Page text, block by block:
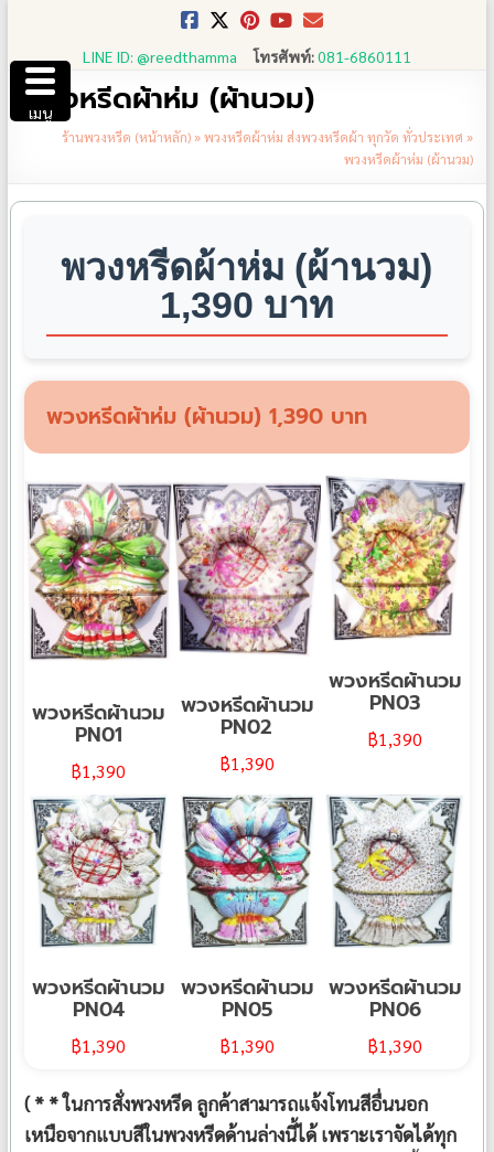
content
LINE ID: @reedthamma โทรศัพท์:081-6860111
พวงหรีดผ้าห่ม (ผ้านวม)
ร้านพวงหรีด (หน้าหลัก)»พวงหรีดผ้าห่ม ส่งพวงหรีดผ้า ทุกวัด ทั่วประเทศ »
พวงหรีดผ้าห่ม (ผ้านวม)
พวงหรีดผ้าห่ม (ผ้านวม)
1,390 บาท
พวงหรีดผ้าห่ม (ผ้านวม) 1,390 บาท
พวงหรีดผ้านวม
PN01
฿1,390
พวงหรีดผ้านวม
PN02
฿1,390
พวงหรีดผ้านวม
PN03
฿1,390
พวงหรีดผ้านวม
PN04
฿1,390
พวงหรีดผ้านวม
PN05
฿1,390
พวงหรีดผ้านวม
PN06
฿1,390
( * * ในการสั่งพวงหรีด ลูกค้าสามารถแจ้งโทนสีอื่นนอก
เหนือจากแบบสีในพวงหรีดด้านล่างนี้ได้ เพราะเราจัดได้ทุก
เมนู